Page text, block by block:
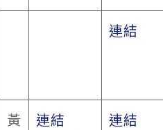
連結
黃
連結
連結